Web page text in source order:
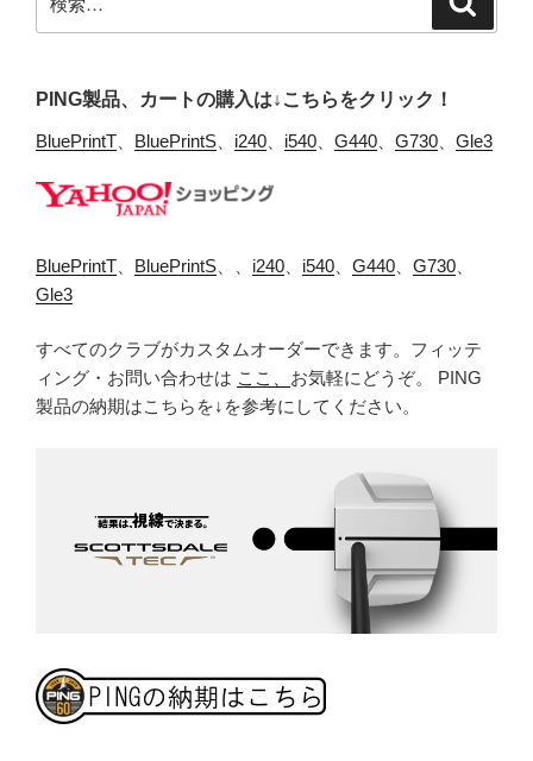
索:
PING製品、カートの購入は↓こちらをクリック！
BluePrintT BluePrintS i240 i540 G440 G730 Gle3
BluePrintT BluePrintS i240 i540 G440 G730
Gle3
すべてのクラブがカスタムオーダーできます。フィッテ
ィング・お問い合わせは ここ、 お気軽にどうぞ。 PING
製品の納期はこちらを↓を参考にしてください。